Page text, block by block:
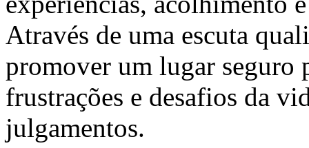
Através de uma escuta
promover um lugar seguro
frustrações e desafios da
julgamentos.